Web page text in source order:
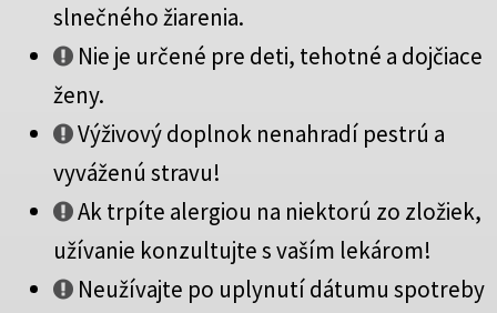
slnečného žiarenia.
Nie je určené pre deti, tehotné a dojčiace
ženy.
Výživový doplnok nenahradí pestrú a
vyváženú stravu!
Ak trpíte alergiou na niektorú zo zložiek,
užívanie konzultujte s vaším lekárom!
Neužívajte po uplynutí dátumu spotreby